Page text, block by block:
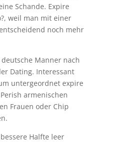
Schande. Expire
weil man mit einer
noch mehr
Manner nach
Dating. Interessant
untergeordnet expire
armenischen
Frauen oder Chip
Halfte leer